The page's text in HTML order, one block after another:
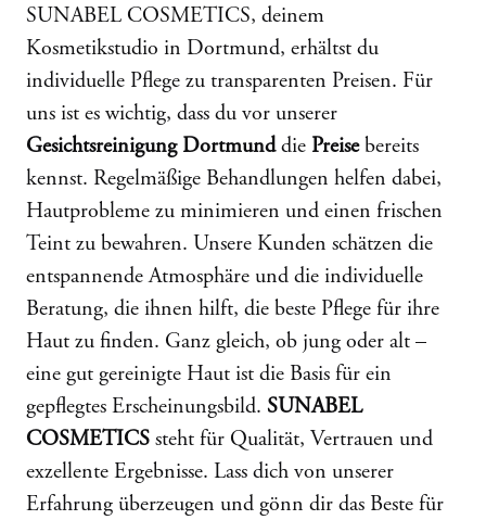
SUNABEL COSMETICS, deinem
Kosmetikstudio in Dortmund, erhältst du
individuelle Pflege zu transparenten Preisen. Für
uns ist es wichtig, dass du vor unserer
Gesichtsreinigung Dortmunddie Preisebereits
kennst. Regelmäßige Behandlungen helfen dabei,
Hautprobleme zu minimieren und einen frischen
Teint zu bewahren. Unsere Kunden schätzen die
entspannende Atmosphäre und die individuelle
Beratung, die ihnen hilft, die beste Pflege für ihre
Haut zu finden. Ganz gleich, ob jung oder alt –
eine gut gereinigte Haut ist die Basis für ein
gepflegtes Erscheinungsbild. SUNABEL
COSMETICS steht für Qualität, Vertrauen und
exzellente Ergebnisse. Lass dich von unserer
Erfahrung überzeugen und gönn dir das Beste für